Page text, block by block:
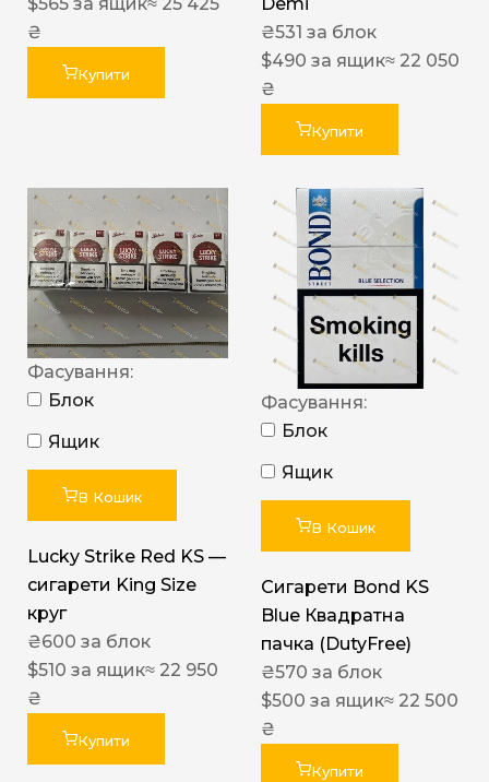
₴
Купити
₴531 за блок
$490 за ящик≈ 22 050
₴
Купити
Фасування:
Блок
Ящик
В Кошик
Lucky Strike Red KS —
сигарети King Size
круг
₴600 за блок
$510 за ящик≈ 22 950
₴
Купити
Фасування:
Блок
Ящик
В Кошик
Сигарети Bond KS
Blue Квадратна
пачка (DutyFree)
₴570 за блок
$500 за ящик≈ 22 500
₴
Купити